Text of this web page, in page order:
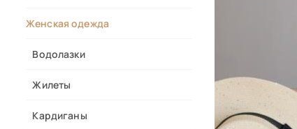
Женская одежда
Водолазки
Жилеты
Кардиганы